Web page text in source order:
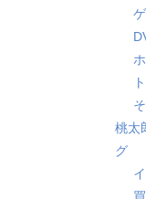
桃太
グ